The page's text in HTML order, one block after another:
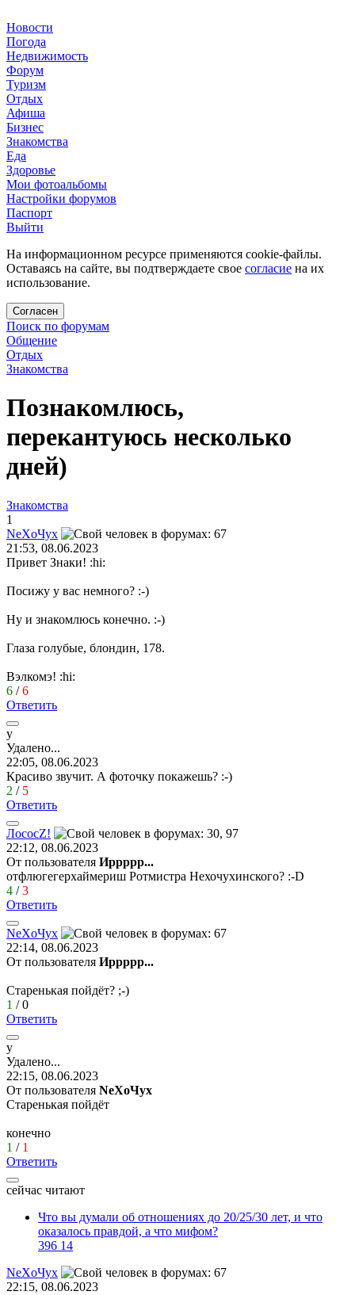
Новости
Погода
Недвижимость
Форум
Туризм
Отдых
Афиша
Бизнес
Знакомства
Еда
Здоровье
Мои фотоальбомы
Настройки форумов
Паспорт
Выйти
На информационном ресурсе применяются cookie-файлы.
Оставаясь на сайте, вы подтверждаете свое согласие на их
использование.
Согласен
Поиск по форумам
Общение
Отдых
Знакомства
Познакомлюсь,
перекантуюсь несколько
дней)
Знакомства
1
NeХoЧуx
21:53, 08.06.2023
Привет Знаки! :hi:
Посижу у вас немного? :-)
Ну и знакомлюсь конечно. :-)
Глаза голубые, блондин, 178.
Вэлкомэ! :hi:
6 /6
Ответить
у
Удалено...
22:05, 08.06.2023
Красиво звучит. А фоточку покажешь? :-)
2 / 5
Ответить
ЛососZ!
22:12, 08.06.2023
От пользователя Иррррр...
отфлюгегерхаймериш Ротмистра Нехочухинского? :-D
4 /3
Ответить
NeХoЧуx
22:14, 08.06.2023
От пользователя Иррррр...
Старенькая пойдёт? ;-)
1 /0
Ответить
у
Удалено...
22:15, 08.06.2023
От пользователя NeХoЧyx
Старенькая пойдёт
конечно
1 / 1
Ответить
сейчас читают
Что вы думали об отношениях до 20/25/30 лет, и что
оказалось правдой, а что мифом?
396 14
NeХoЧуx
22:15, 08.06.2023